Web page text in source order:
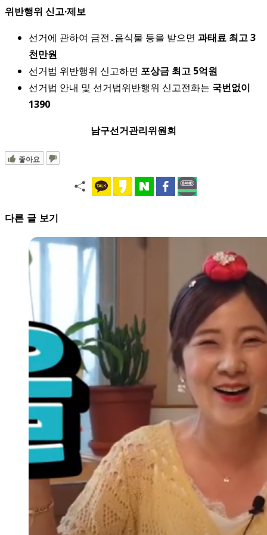
위반행위 신고·제보
선거에 관하여 금전․음식물 등을 받으면 과태료 최고 3
천만원
선거법 위반행위 신고하면 포상금 최고 5억원
선거법 안내 및 선거법위반행위 신고전화는 국번없이
1390
남구선거관리위원회
좋아요
다른 글 보기